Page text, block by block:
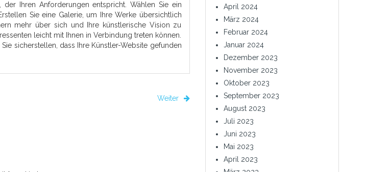
Ihren Anforderungen entspricht. Wählen Sie ein
Sie eine Galerie, um Ihre Werke übersichtlich
mehr über sich und Ihre künstlerische Vision zu
leicht mit Ihnen in Verbindung treten können.
sicherstellen, dass Ihre Künstler-Website gefunden
Weiter
April 2024
März 2024
Februar 2024
Januar 2024
Dezember 2023
November 2023
Oktober 2023
September 2023
August 2023
Juli 2023
Juni 2023
Mai 2023
April 2023